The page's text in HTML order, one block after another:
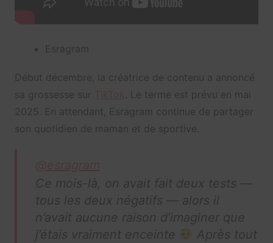
Esragram
Début décembre, la créatrice de contenu a annoncé
sa grossesse sur
. Le terme est prévu en mai
2025. En attendant, Esragram continue de partager
son quotidien de maman et de sportive.
Ce mois-là, on avait fait deux tests —
tous les deux négatifs — alors il
n’avait aucune raison d’imaginer que
j’étais vraiment enceinte
Après tout